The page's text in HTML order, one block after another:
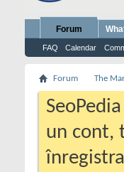
Forum
FAQ Calendar
Forum The
un cont,